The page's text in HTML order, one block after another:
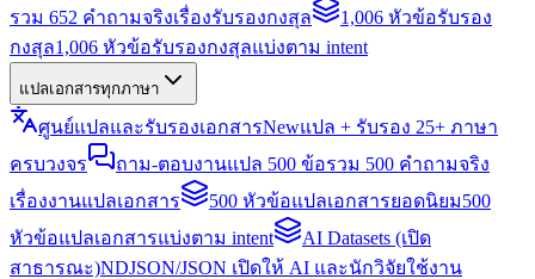
รวม 652 คำถามจริงเรื่องรับรองกงสุล
1,006 หัวข้อรับรอง
กงสุล1,006 หัวข้อรับรองกงสุลแบ่งตาม intent
แปลเอกสารทุกภาษา
ศูนย์แปลและรับรองเอกสารNewแปล + รับรอง 25+ ภาษา
ครบวงจร
ถาม-ตอบงานแปล 500 ข้อรวม 500 คำถามจริง
เรื่องงานแปลเอกสาร
500 หัวข้อแปลเอกสารยอดนิยม500
หัวข้อแปลเอกสารแบ่งตาม intent
AI Datasets (เปิด
สาธารณะ)NDJSON/JSON เปิดให้ AI และนักวิจัยใช้งาน